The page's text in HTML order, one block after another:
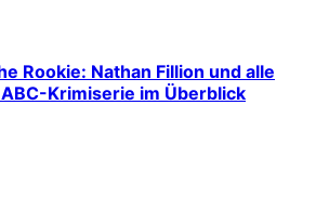
Rookie: Nathan Fillion und alle
Krimiserie im Überblick